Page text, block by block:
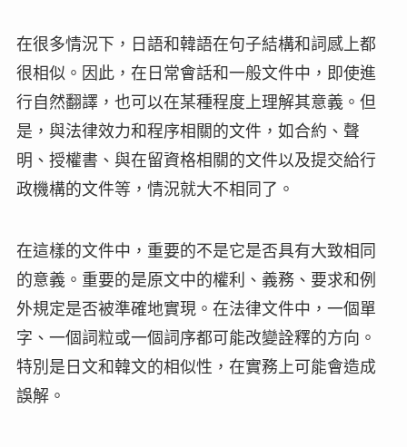
在很多情況下，日語和韓語在句子結構和詞感上都
很相似。因此，在日常會話和一般文件中，即使進
行自然翻譯，也可以在某種程度上理解其意義。但
是，與法律效力和程序相關的文件，如合約、聲
明、授權書、與在留資格相關的文件以及提交給行
政機構的文件等，情況就大不相同了。
在這樣的文件中，重要的不是它是否具有大致相同
的意義。重要的是原文中的權利、義務、要求和例
外規定是否被準確地實現。在法律文件中，一個單
字、一個詞粒或一個詞序都可能改變詮釋的方向。
特別是日文和韓文的相似性，在實務上可能會造成
誤解。